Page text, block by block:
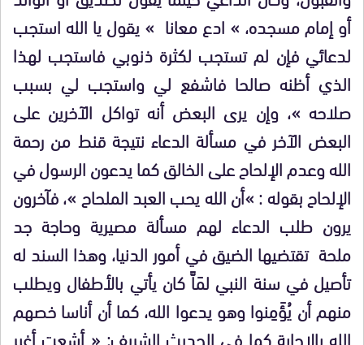
أو إمام مسجده، » ادع معانا » يقول يا الله استجب
لدعائي فإن لم تستجب لكثرة ذنوبي فاستجب لهذا
الذي أظنه صالحا فاشفع لي واستجب لي بسبب
صلاحه »، وإن يرى البعض أنه تواكل الآخرين على
البعض الآخر في مسألة الدعاء نتيجة قنط من رحمة
الله وعدم الإلحاح على الخالق كما يدعون الرسول في
الإلحاح بقوله : »أن الله يحب العبد الملحاح »، فآخرون
يرون طلب الدعاء لهم مسألة مصيرية وحاجة جد
ملحة تقتضيها الضيق في أمور الدنيا، وهذا السند له
تأصيل في سنة النبي لمَاَّ كان يأتي بالأطفال ويطلب
منهم أن يُؤَمِنوا وهو يدعوا الله، كما أن أناسا خصهم
الله بالإجابة كما في الحديث الشريف: « أشعت أغبر